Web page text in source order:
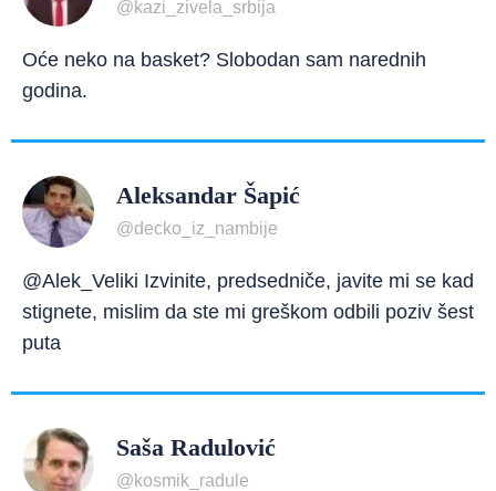
@kazi_zivela_srbija
Oće neko na basket? Slobodan sam narednih
godina.
Aleksandar Šapić
@decko_iz_nambije
@Alek_Veliki Izvinite, predsedniče, javite mi se kad
stignete, mislim da ste mi greškom odbili poziv šest
puta
Saša Radulović
@kosmik_radule